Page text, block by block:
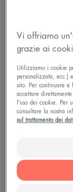
Queste
grassa
diventa mista
che grasse
mento
rimanere
La sfida non è
imperfezioni
Vi offriamo
grazie ai
Utilizziamo i cookie
personalizzata, ecc.)
sito. Per continuare e
accettare
l'uso dei cookie. Per
consultare la nostra
sul trattamento dei